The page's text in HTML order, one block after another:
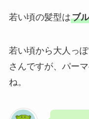
若い頃の髪型はブ
若い頃から大人っ
さんですが、パー
ね。